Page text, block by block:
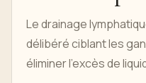
Le drainage
délibéré ciblant les
éliminer l'excès de